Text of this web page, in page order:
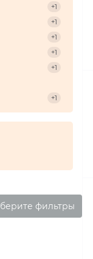
+1
+1
+1
+1
+1
+1
фильтры